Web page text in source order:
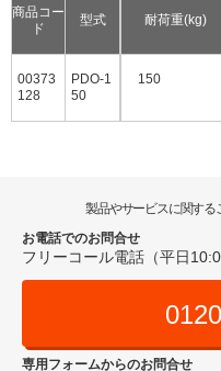
商品コー
ド
型式
00373
128
PDO-1
50
耐荷重(kg)
150
製品やサービスに関する
お電話でのお問合せ
フリーコール電話（平日
専用フォームからのお問合せ